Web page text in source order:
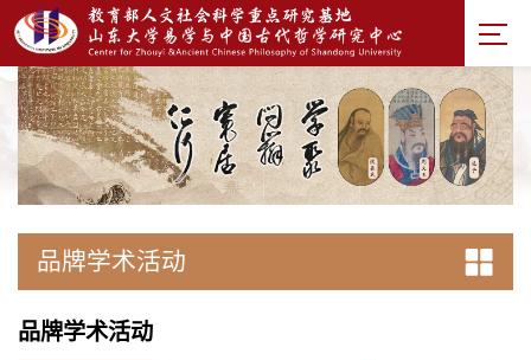
品牌学术活动
品牌学术活动